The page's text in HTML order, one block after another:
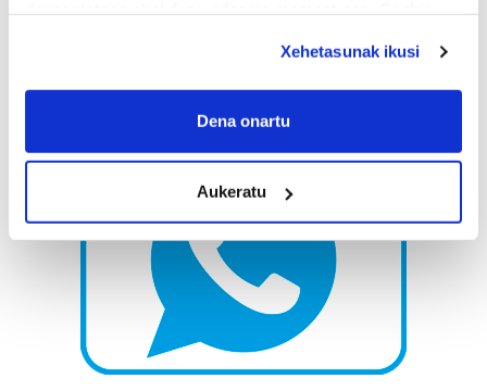
If you allow, we would also like to:
Collect information about your geographical
Identify your device by actively scanning it for
specific characteristics (fingerprinting)
Find out more about how your personal data is processed
and set your preferences in thedetails section
Guk eta gure bazkideek zure datu pertsonalak
prozesatzen ditugu, zure IP zenbakia, besteak beste,
Xehetasunak ikusi
Dena onartu
Aukeratu